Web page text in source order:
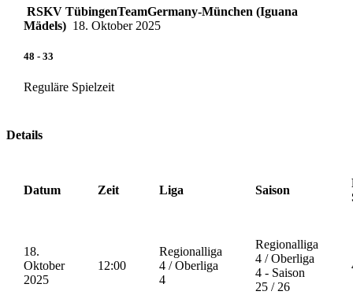
RSKV TübingenTeamGermany-München (Iguana
Mädels) 18. Oktober 2025
48 - 33
Reguläre Spielzeit
Details
Datum Zeit Liga Saison
18.
Oktober
2025
12:00
Regionalliga
4 / Oberliga
4
Regionalliga
4 / Oberliga
4 - Saison
25 / 26